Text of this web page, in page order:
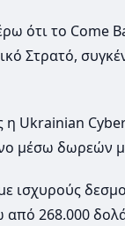
ότι το Come
Στρατό,
η Ukrainian
μέσω δωρεών
από 268.000